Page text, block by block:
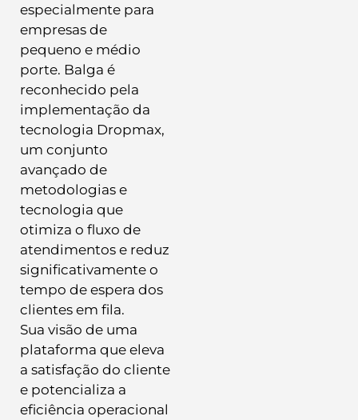
especialmente para
empresas de
pequeno e médio
porte. Balga é
reconhecido pela
implementação da
tecnologia Dropmax,
um conjunto
avançado de
metodologias e
tecnologia que
otimiza o fluxo de
atendimentos e reduz
significativamente o
tempo de espera dos
clientes em fila.
Sua visão de uma
plataforma que eleva
a satisfação do cliente
e potencializa a
eficiência operacional